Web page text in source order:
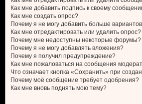
Как мне добавить подпись к своему
Как мне создать опрос?
Почему я не могу добавить больше
Как мне отредактировать или удалить опрос?
Почему мне недоступны некоторые форумы?
Почему я не могу добавлять вложения?
Почему я получил предупреждение?
Как мне пожаловаться на сообщения
Что означает кнопка «Сохранить» при
Почему моё сообщение требует одобрения?
Как мне вновь поднять мою тему?